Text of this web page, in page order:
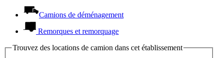
Camions de déménagement
Remorques et remorquage
Trouvez des locations de camion dans cet établissement